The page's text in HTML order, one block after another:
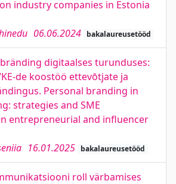
industry companies in Estonia
06.06.2024 bakalaureusetööd
digitaalses turunduses:
de koostöö ettevōtjate ja
Personal branding in
strategies and SME
entrepreneurial and influencer
16.01.2025 bakalaureusetööd
roll värbamises